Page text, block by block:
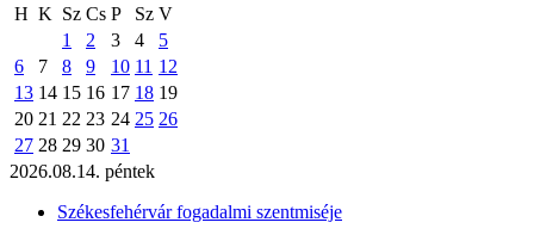
H K Sz Cs P Sz V
1
2 3 4
5
6
7 8 9 10 11 12
13 14 15 16 17 18 19
20 21 22 23 24 25 26
27 28 29 30 31
2026.08.14. péntek
Székesfehérvár fogadalmi szentmiséje